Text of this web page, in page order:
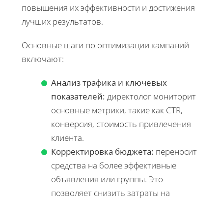
повышения их эффективности и достижения
лучших результатов.
Основные шаги по оптимизации кампаний
включают:
Анализ трафика и ключевых
показателей: директолог мониторит
основные метрики, такие как CTR,
конверсия, стоимость привлечения
клиента.
Корректировка бюджета: переносит
средства на более эффективные
объявления или группы. Это
позволяет снизить затраты на